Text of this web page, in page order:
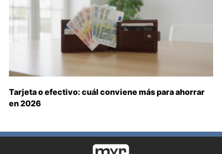
Tarjeta o efectivo: cuál conviene más para ahorrar
en 2026